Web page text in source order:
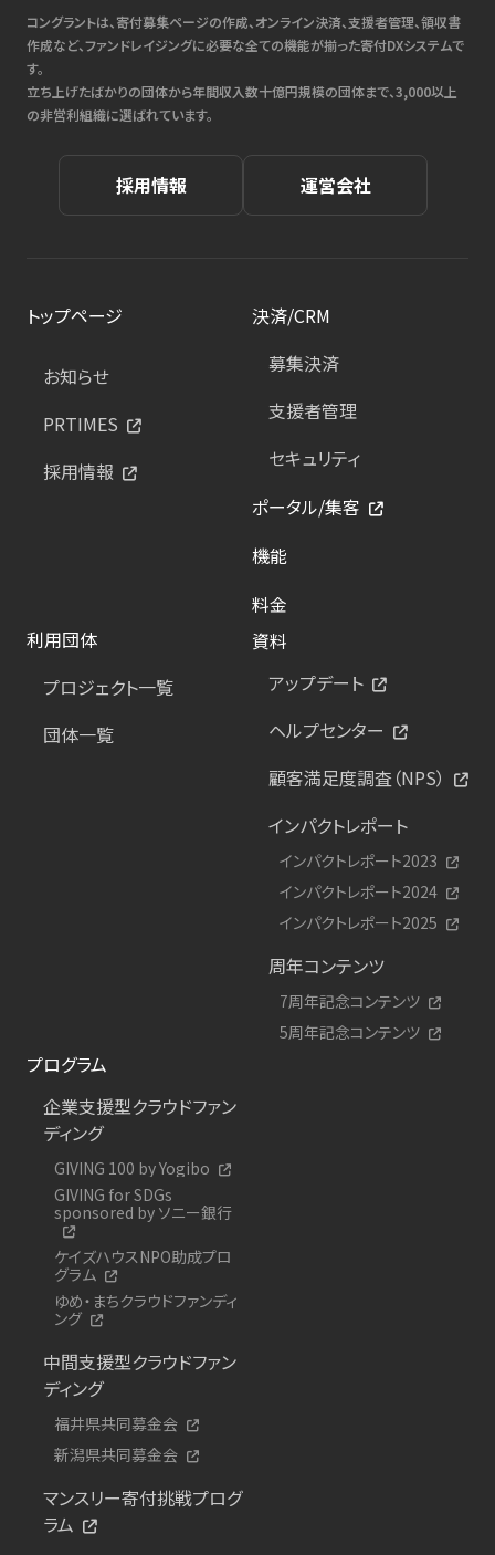
コングラントは、寄付募集ページの作成、オンライン決済、支援者管理、領収書
作成など、ファンドレイジングに必要な全ての機能が揃った寄付DXシステムで
す。
立ち上げたばかりの団体から年間収入数十億円規模の団体まで、3,000以上
の非営利組織に選ばれています。
採用情報 運営会社
トップページ
お知らせ
PRTIMES
採用情報
決済/CRM
募集決済
支援者管理
セキュリティ
ポータル/集客
機能
料金
利用団体
プロジェクト一覧
団体一覧
資料
アップデート
ヘルプセンター
顧客満足度調査（NPS）
インパクトレポート
インパクトレポート2023
インパクトレポート2024
インパクトレポート2025
周年コンテンツ
7周年記念コンテンツ
5周年記念コンテンツ
プログラム
企業支援型クラウドファン
ディング
GIVING 100 by Yogibo
GIVING for SDGs
sponsored by ソニー銀行
ケイズハウスNPO助成プロ
グラム
ゆめ・まちクラウドファンディ
ング
中間支援型クラウドファン
ディング
福井県共同募金会
新潟県共同募金会
マンスリー寄付挑戦プログ
ラム